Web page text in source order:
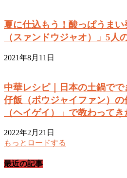
夏に仕込もう！酸っぱうま
（スァンドウジャオ）」5人
2021年8月11日
中華レシピ｜日本の土鍋で
仔飯（ボウジャイファン）
（ヘイゲイ）」で教わってき
2022年2月21日
もっとロードする
最近の記事